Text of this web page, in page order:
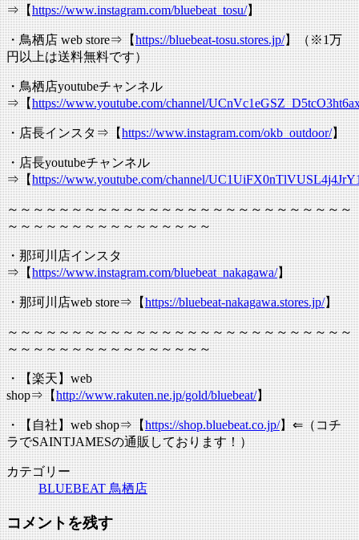
⇒【https://www.instagram.com/bluebeat_tosu/】
・鳥栖店 web store⇒【https://bluebeat-tosu.stores.jp/】（※1万
円以上は送料無料です）
・鳥栖店youtubeチャンネル
⇒【https://www.youtube.com/channel/
・店長インスタ⇒【https://www.instagram.com/okb_outdoor/】
・店長youtubeチャンネル
⇒【https://www.youtube.com/channel/
～～～～～～～～～～～～～～～～～～～～～～～～～～～
～～～～～～～～～～～～～～～～
・那珂川店インスタ
⇒【https://www.instagram.com/bluebeat_nakagawa/】
・那珂川店web store⇒【https://bluebeat-nakagawa.stores.jp/】
～～～～～～～～～～～～～～～～～～～～～～～～～～～
～～～～～～～～～～～～～～～～
・【楽天】web
shop⇒【http://www.rakuten.ne.jp/gold/bluebeat/】
・【自社】web shop⇒【https://shop.bluebeat.co.jp/】⇐（コチ
ラでSAINTJAMESの通販しております！）
カテゴリー
BLUEBEAT 鳥栖店
コメントを残す